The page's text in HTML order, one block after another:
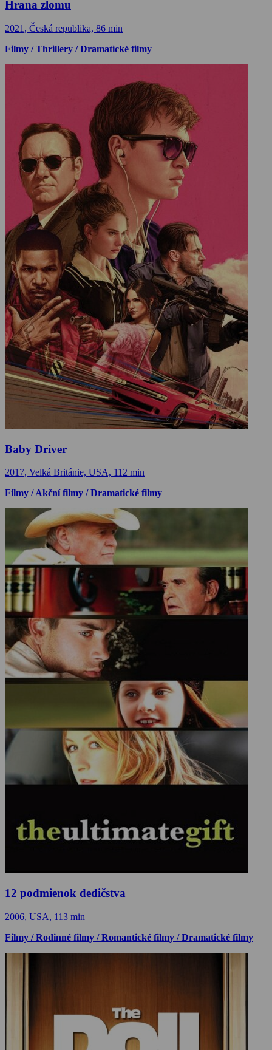
Hrana zlomu
2021, Česká republika, 86 min
Filmy / Thrillery / Dramatické filmy
Baby Driver
2017, Velká Británie, USA, 112 min
Filmy / Akční filmy / Dramatické filmy
12 podmienok dedičstva
2006, USA, 113 min
Filmy / Rodinné filmy / Romantické filmy / Dramatické filmy